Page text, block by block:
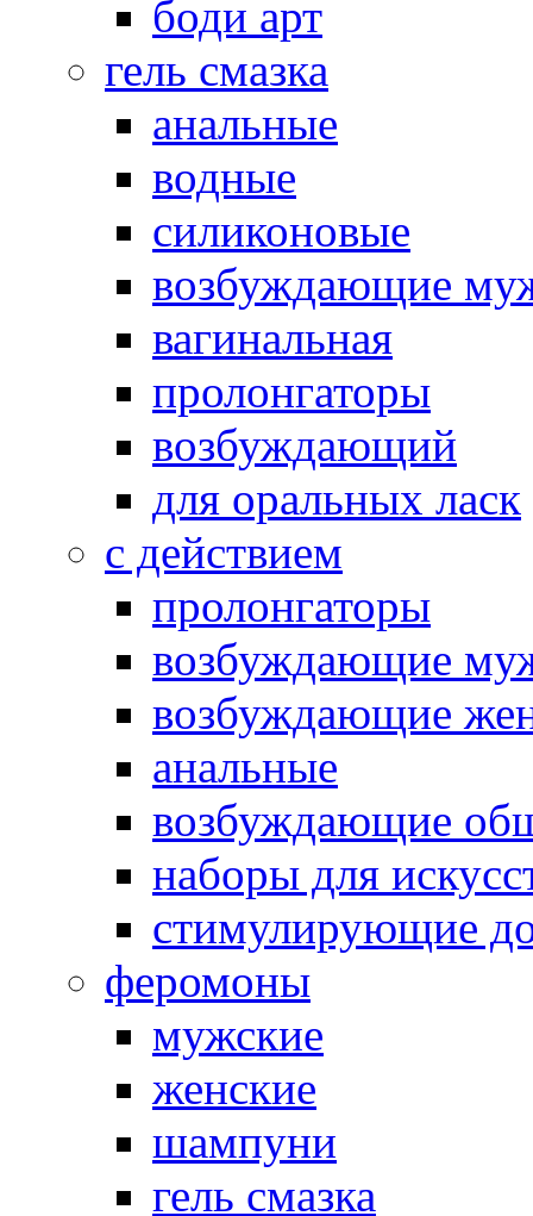
боди арт
гель смазка
анальные
водные
силиконовые
возбуждающие
вагинальная
пролонгаторы
возбуждающий
для оральных ласк
с действием
пролонгаторы
возбуждающие
возбуждающие
анальные
возбуждающие
наборы для
стимулирующие
феромоны
мужские
женские
шампуни
гель смазка